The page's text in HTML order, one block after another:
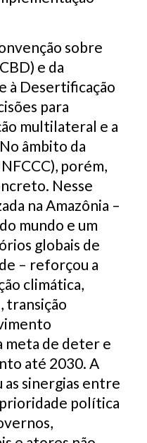
sobre
e da
à Desertificação
para
multilateral e a
âmbito da
porém,
Nesse
na Amazônia –
mundo e um
globais de
– reforçou a
climática,
transição
meta de deter e
até 2030. A
sinergias entre
política